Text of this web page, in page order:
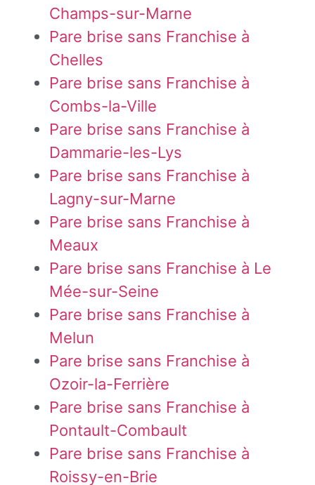
Champs-sur-Marne
Pare brise sans Franchise à
Chelles
Pare brise sans Franchise à
Combs-la-Ville
Pare brise sans Franchise à
Dammarie-les-Lys
Pare brise sans Franchise à
Lagny-sur-Marne
Pare brise sans Franchise à
Meaux
Pare brise sans Franchise à Le
Mée-sur-Seine
Pare brise sans Franchise à
Melun
Pare brise sans Franchise à
Ozoir-la-Ferrière
Pare brise sans Franchise à
Pontault-Combault
Pare brise sans Franchise à
Roissy-en-Brie